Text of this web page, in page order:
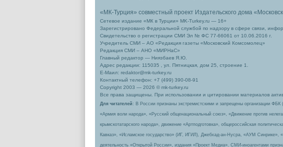
«МК-Турция» совместный проект Издательского дома
Сетевое издание «МК в Турции» MK-Turkey.ru — 16+
Зарегистрировано Федеральной службой по надзору в сфере связи,
Свидетельство о регистрации СМИ Эл № ФС 77-66061 от 10.06.2016 г.
Учредитель СМИ – АО «Редакция газеты «Московский Комсомолец»
Редакция СМИ – АНО «МИРНаС»
Главный редактор — Ниязбаев Я.Ю.
Адрес редакции: 115035 , ул. Пятницкая, дом 25, строение 1.
Е-Маил: redaktor@mk-turkey.ru
Контактный телефон: +7 (499) 390-08-91
Copyright 2003 — 2026 © mk-turkey.ru
Все права защищены. При использовании и цитировании материалов
Для читателей : В России признаны экстремистскими и запрещены организации
«Армия воли народа», «Русский общенациональный союз», «Движение против
крымскотатарского народа», движение «Артподготовка», общероссийская
Кавказ», «Исламское государство» (ИГ, ИГИЛ), Джебхад-ан-Нусра, «АУМ Синрике»,
деятельность «Открытой России», издания «Проект Медиа». СМИ-иноагентами